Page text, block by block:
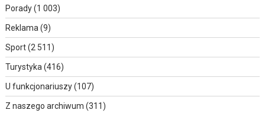
Porady(1 003)
Reklama (9)
Sport(2 511)
Turystyka (416)
U funkcjonariuszy(107)
Z naszego archiwum (311)